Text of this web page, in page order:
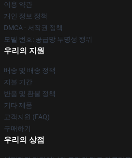
이용 약관
개인 정보 정책
DMCA - 저작권 정책
모델 번호: 공급망 투명성 행위
우리의 지원
배송 및 배송 정책
지불 기간
반품 및 환불 정책
기타 제품
고객지원 (FAQ)
구매하기
우리의 상점